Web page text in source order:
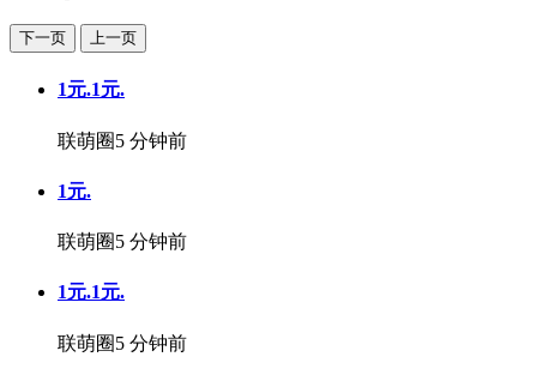
下一页 上一页
1元.1元.
联萌圈5 分钟前
1元.
联萌圈5 分钟前
1元.1元.
联萌圈5 分钟前